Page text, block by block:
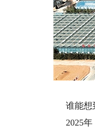
谁能想到
2025年，